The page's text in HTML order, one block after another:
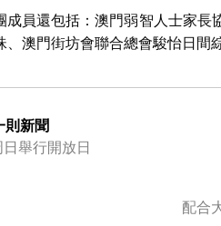
成員還包括：澳門弱智人士家長
、澳門街坊會聯合總會駿怡日間
則新聞
舉行開放日
配合